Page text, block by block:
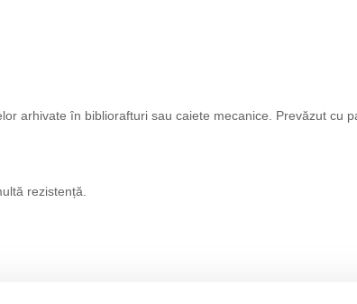
arhivate în bibliorafturi sau caiete mecanice. Prevăzut cu
rezistență.